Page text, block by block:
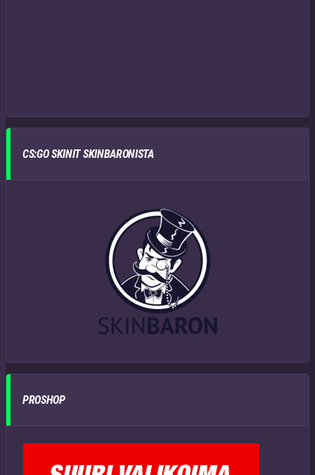
CS:GO SKINIT SKINBARONISTA
PROSHOP